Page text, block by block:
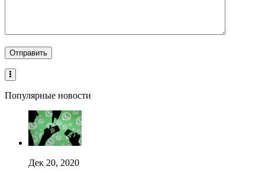
Популярные новости
Дек 20, 2020